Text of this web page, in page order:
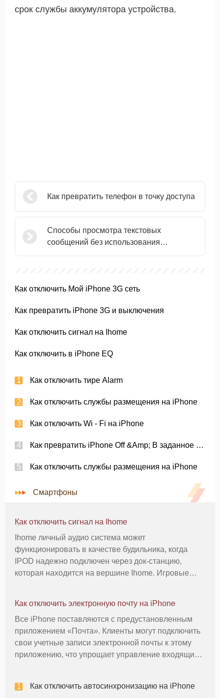
срок службы аккумулятора устройства.
Как превратить телефон в точку доступа
Способы просмотра текстовых
сообщений без использования
телефона
Как отключить Мой iPhone 3G сеть
Как превратить iPhone 3G и выключения
Как отключить сигнал на Ihome
Как отключить в iPhone EQ
Как отключить тире Alarm
Как отключить службы размещения на iPhone
Как отключить Wi - Fi на iPhone
Как превратить iPhone Off &Amp; В заданное время
Как отключить службы размещения на iPhone
Смартфоны
Как отключить сигнал на Ihome
Ihome личный аудио система может
функционировать в качестве будильника, когда
IPOD надежно подключен через док-станцию,
которая находится на вершине Ihome. Игровые
модели IPOD, или поколения. Кроме того, IPOD д
Как отключить электронную почту на iPhone
Все iPhone поставляются с предустановленным
приложением «Почта». Клиенты могут подключить
свои учетные записи электронной почты к этому
приложению, что упрощает управление входящими
отключить свою учетную запись электро
Как отключить автосинхронизацию на iPhone